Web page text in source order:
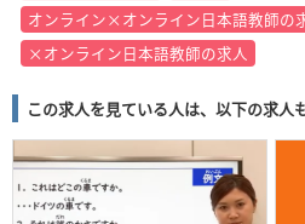
オンライン×オンライン日本語教師の
×オンライン日本語教師の求人
この求人を見ている人は、以下の求人